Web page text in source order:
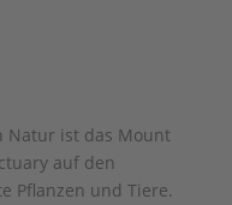
Natur ist das Mount
auf den
Pflanzen und Tiere.